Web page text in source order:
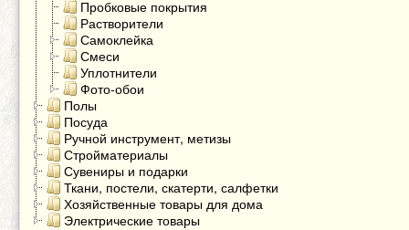
Пробковые покрытия
Растворители
Самоклейка
Смеси
Уплотнители
Фото-обои
Полы
Посуда
Ручной инструмент, метизы
Стройматериалы
Сувениры и подарки
Ткани, постели, скатерти, салфетки
Хозяйственные товары для дома
Электрические товары